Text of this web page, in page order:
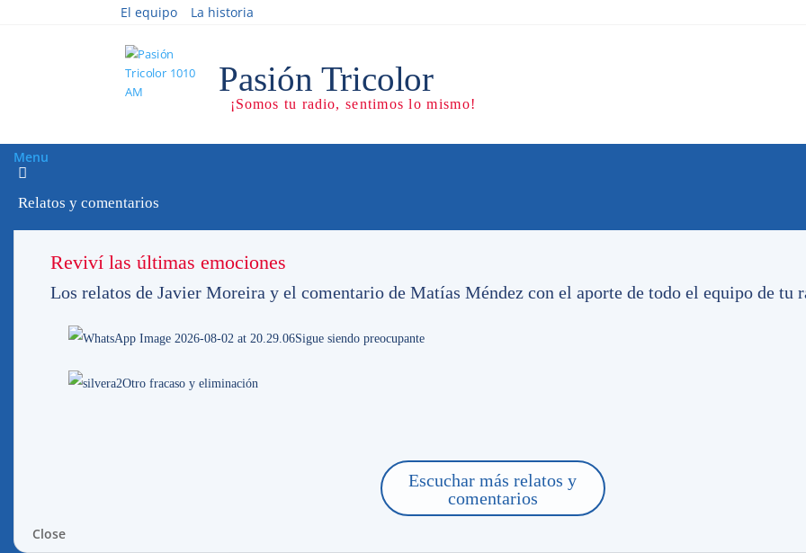
El equipo La historia
Menu
Relatos y comentarios
Reviví las últimas emociones
Los relatos de Javier Moreira y el comentario de Matías Méndez con el aporte de todo el equipo de tu
Sigue siendo preocupante
Otro fracaso y eliminación
Escuchar más relatos y
comentarios
Close
El Lumpen no para
sede de Nacional, pero tristemente los Lúmpenes tienen otra víctima para descargar su inferioridad. El
1090 Amdialogó con Marcel García,
directivo de Nacional y uno de los
encargados en lo respecta a la seguridad del Club.